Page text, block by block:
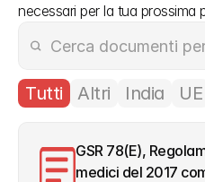
necessari per la tua prossima
Tutti Altri India UE
GSR 78(E),
medici del 2017